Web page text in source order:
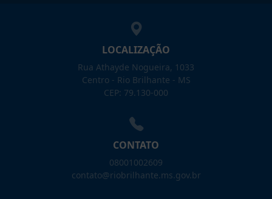
LOCALIZAÇÃO
Rua Athayde Nogueira, 1033
Centro - Rio Brilhante - MS
CEP: 79.130-000
CONTATO
08001002609
contato@riobrilhante.ms.gov.br